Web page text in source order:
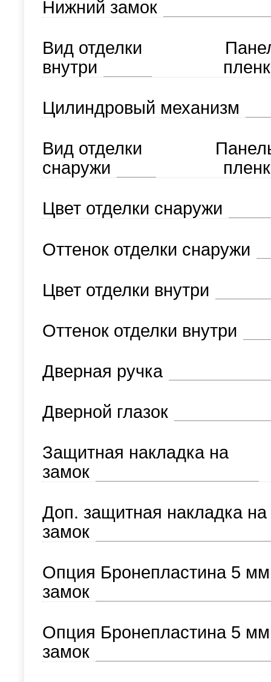
Нижний замок
Вид отделки
внутри
Цилиндровый механизм
Вид отделки
снаружи
Цвет отделки снаружи
Оттенок отделки снаружи
Цвет отделки внутри
Оттенок отделки внутри
Дверная ручка
Дверной глазок
Защитная накладка на
замок
Доп. защитная накладка на
замок
Опция Бронепластина 5
замок
Опция Бронепластина 5
замок